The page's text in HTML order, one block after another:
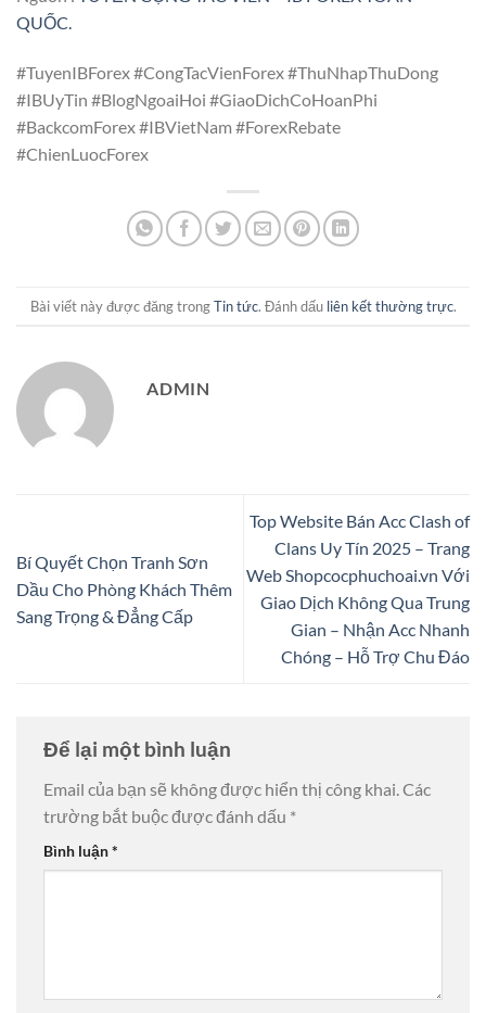
QUỐC.
#TuyenIBForex #CongTacVienForex #ThuNhapThuDong
#IBUyTin #BlogNgoaiHoi #GiaoDichCoHoanPhi
#BackcomForex #IBVietNam #ForexRebate
#ChienLuocForex
Bài viết này được đăng trongTin tức. Đánh dấu liên kết thường trực.
ADMIN
Bí Quyết Chọn Tranh Sơn
Dầu Cho Phòng Khách Thêm
Sang Trọng & Đẳng Cấp
Top Website Bán Acc Clash of
Clans Uy Tín 2025 – Trang
Web Shopcocphuchoai.vn Với
Giao Dịch Không Qua Trung
Gian – Nhận Acc Nhanh
Chóng – Hỗ Trợ Chu Đáo
Để lại một bình luận
Email của bạn sẽ không được hiển thị công khai.Các
trường bắt buộc được đánh dấu *
Bình luận*